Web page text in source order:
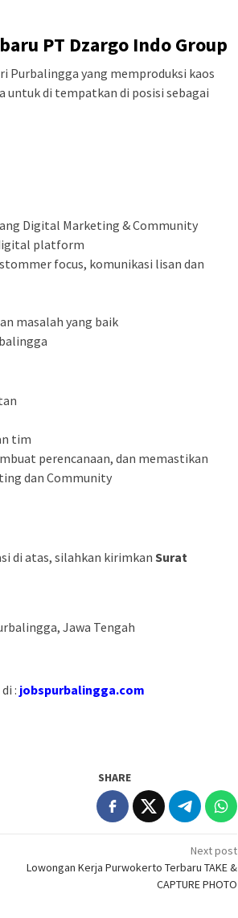
PT Dzargo Indo Group
Purbalingga yang memproduksi kaos
untuk di tempatkan di posisi sebagai
Digital Marketing & Community
platform
focus, komunikasi lisan dan
masalah yang baik
tim
perencanaan, dan memastikan
dan Community
di atas, silahkan kirimkan Surat
Jawa Tengah
: jobspurbalingga.com
SHARE
Next post
Lowongan Kerja Purwokerto Terbaru TAKE &
CAPTURE PHOTO